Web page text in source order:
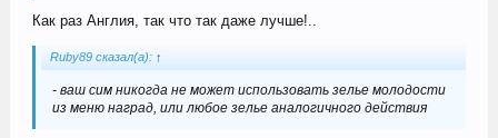
Как раз Англия, так что так даже лучше!..
Ruby89 сказал(а): ↑
- ваш сим никогда не может использовать зелье молодости
из меню наград, или любое зелье аналогичного действия